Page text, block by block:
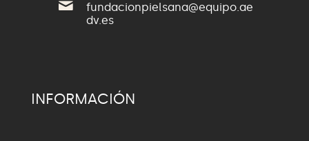
fundacionpielsana@equipo.ae
dv.es
INFORMACIÓN